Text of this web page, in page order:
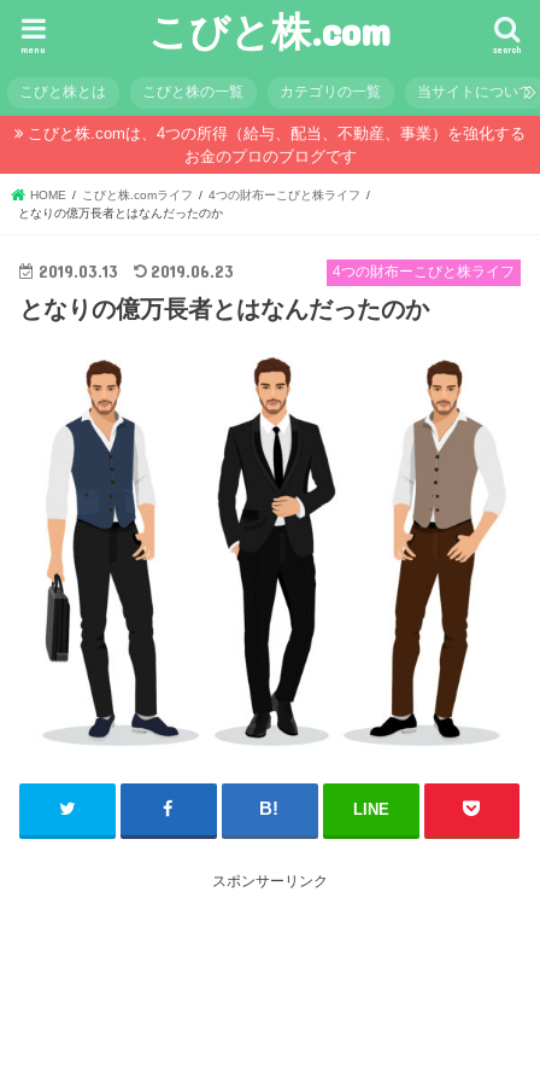
こびと株.com search
menu
こびと株とは こびと株の一覧 カテゴリの一覧 当サイトについて
こびと株.comは、4つの所得（給与、配当、不動産、事業）を強化する
お金のプロのブログです
HOME こびと株.comライフ
4つの財布ーこびと株ライフ
となりの億万長者とはなんだったのか
4つの財布ーこびと株ライフ
2019.03.13 2019.06.23
となりの億万長者とはなんだったのか
LINE
スポンサーリンク